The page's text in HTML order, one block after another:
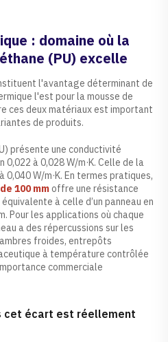
: domaine où la
(PU) excelle
l'avantage déterminant de
l'est pour la mousse de
ces deux matériaux est important
de produits.
présente une conductivité
0,022 à 0,028 W/m·K. Celle de la
W/m·K. En termes pratiques,
100 mm offre une résistance
à celle d’un panneau en
Pour les applications où chaque
a des répercussions sur les
froides, entrepôts
à température contrôlée
commerciale
cet écart est réellement